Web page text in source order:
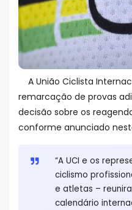
A União Ciclista
remarcação de provas
decisão sobre os
conforme anunciado
“A UCI e os
ciclismo
e atletas –
calendário